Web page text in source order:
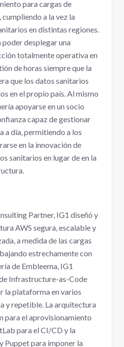
para cargas de
a la vez la
en distintas regiones.
desplegar una
totalmente operativa en
de horas siempre que la
que los datos sanitarios
en el propio país. Al mismo
apoyarse en un socio
capaz de gestionar
a día, permitiendo a los
en la innovación de
sanitarios en lugar de en la
Partner, IG1 diseñó y
AWS segura, escalable y
a medida de las cargas
estrechamente con
de Embleema, IG1
Infrastructure-as-Code
la plataforma en varios
y repetible. La arquitectura
para el aprovisionamiento
para el CI/CD y la
Puppet para imponer la